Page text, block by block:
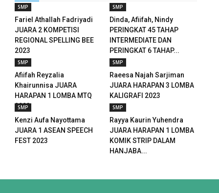
SMP
Fariel Athallah Fadriyadi
JUARA 2 KOMPETISI
REGIONAL SPELLING BEE
2023
SMP
Dinda, Afiifah, Nindy
PERINGKAT 45 TAHAP
INTERMEDIATE DAN
PERINGKAT 6 TAHAP...
SMP
Afiifah Reyzalia
Khairunnisa JUARA
HARAPAN 1 LOMBA MTQ
2023
SMP
Raeesa Najah Sarjiman
JUARA HARAPAN 3 LOMBA
KALIGRAFI 2023
SMP
Kenzi Aufa Nayottama
JUARA 1 ASEAN SPEECH
FEST 2023
SMP
Rayya Kaurin Yuhendra
JUARA HARAPAN 1 LOMBA
KOMIK STRIP DALAM
HANJABA...